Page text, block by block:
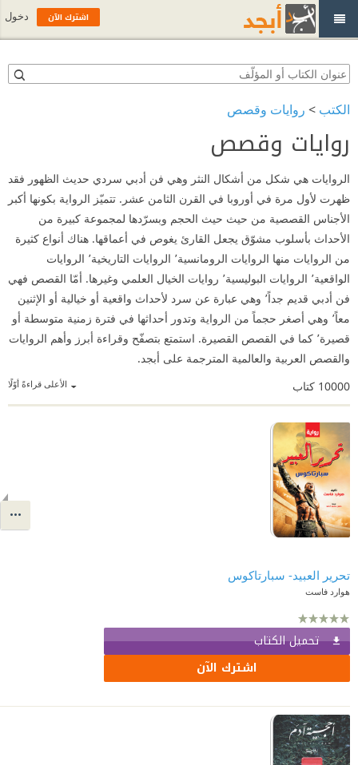
الكتب > روايات وقصص
روايات وقصص
الروايات هي شكل من أشكال النثر وهي فن أدبي سردي حديث الظهور فقد
ظهرت لأول مرة في أوروبا في القرن الثامن عشر. تتميّز الرواية بكونها أكبر
الأجناس القصصية من حيث حيث الحجم وبسرّدها لمجموعة كبيرة من
الأحداث بأسلوب مشوّق يجعل القارئ يغوص في أعماقها. هناك أنواع كثيرة
من الروايات منها الروايات الرومانسية٬ الروايات التاريخية٬ الروايات
الواقعية٬ الروايات البوليسية٬ روايات الخيال العلمي وغيرها. أمّا القصص فهي
فن أدبي قديم جداً٬ وهي عبارة عن سرد لأحداث واقعية أو خيالية أو الإثنين
معاً٬ وهي أصغر حجماً من الرواية وتدور أحداثها في فترة زمنية متوسطة أو
قصيرة٬ كما في القصص القصيرة. استمتع بتصفّح وقراءة أبرز وأهم الروايات
والقصص العربية والعالمية المترجمة على أبجد.
الأعلى قراءةً أوّلًا 10000 كتاب
تحرير العبيد- سبارتاكوس
هوارد فاست
تحميل الكتاب
اشترك الآن
اشترك الآن دخول